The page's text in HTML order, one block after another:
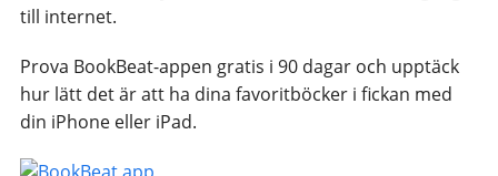
till internet.
Prova BookBeat-appen gratis i 90 dagar och upptäck
hur lätt det är att ha dina favoritböcker i fickan med
din iPhone eller iPad.